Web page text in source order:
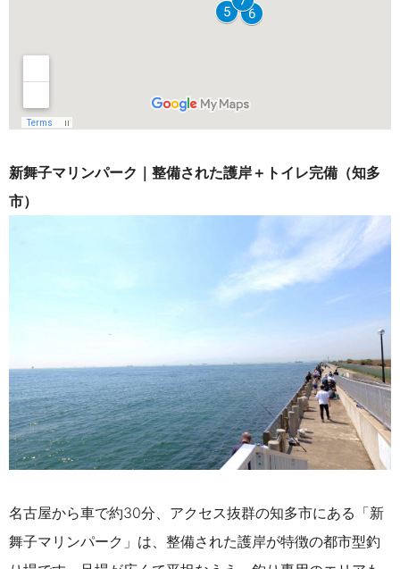
新舞子マリンパーク｜整備された護岸＋トイレ完備（知多
市）
名古屋から車で約30分、アクセス抜群の知多市にある「新
舞子マリンパーク」は、整備された護岸が特徴の都市型釣